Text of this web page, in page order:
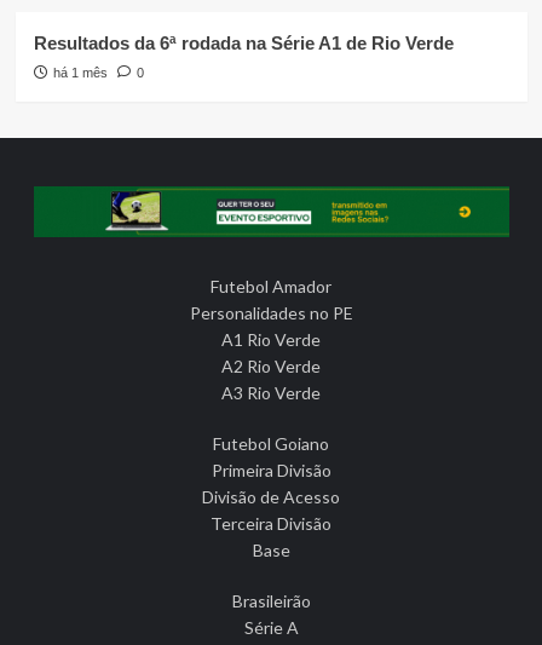
Resultados da 6ª rodada na Série A1 de Rio Verde
há 1 mês 0
Futebol Amador
Personalidades no PE
A1 Rio Verde
A2 Rio Verde
A3 Rio Verde
Futebol Goiano
Primeira Divisão
Divisão de Acesso
Terceira Divisão
Base
Brasileirão
Série A